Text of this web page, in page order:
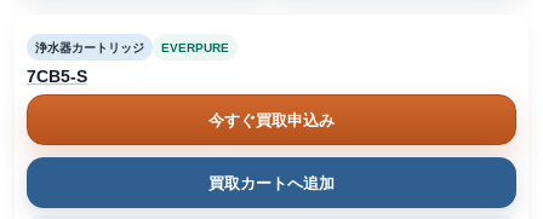
浄水器カートリッジ EVERPURE
7CB5-S
今すぐ買取申込み
買取カートへ追加